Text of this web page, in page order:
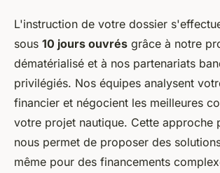
L'instruction de votre dossier
sous 10 jours ouvrés grâce à notre
dématérialisé et à nos partenariats
privilégiés. Nos équipes analysent
financier et négocient les meilleures
votre projet nautique. Cette approche
nous permet de proposer des
même pour des financements